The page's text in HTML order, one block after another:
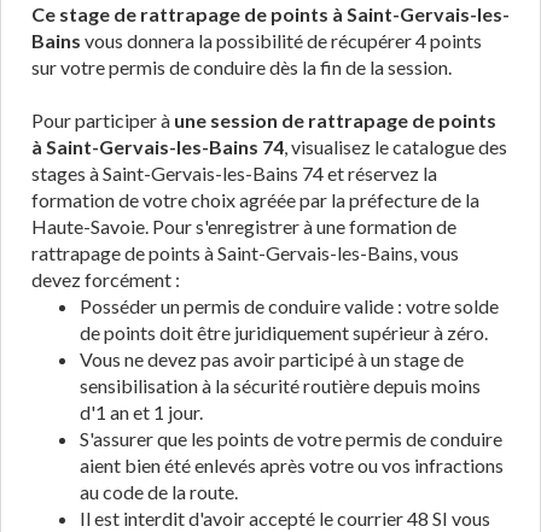
Ce stage de rattrapage de points à Saint-Gervais-les-
Bains vous donnera la possibilité de récupérer 4 points
sur votre permis de conduire dès la fin de la session.
Pour participer à une session de rattrapage de points
à Saint-Gervais-les-Bains 74, visualisez le catalogue des
stages à Saint-Gervais-les-Bains 74 et réservez la
formation de votre choix agréée par la préfecture de la
Haute-Savoie. Pour s'enregistrer à une formation de
rattrapage de points à Saint-Gervais-les-Bains, vous
devez forcément :
Posséder un permis de conduire valide : votre solde
de points doit être juridiquement supérieur à zéro.
Vous ne devez pas avoir participé à un stage de
sensibilisation à la sécurité routière depuis moins
d'1 an et 1 jour.
S'assurer que les points de votre permis de conduire
aient bien été enlevés après votre ou vos infractions
au code de la route.
Il est interdit d'avoir accepté le courrier 48 SI vous